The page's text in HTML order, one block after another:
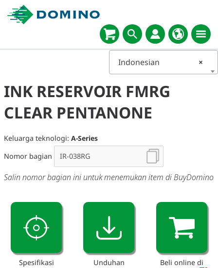
×
Indonesian
INK RESERVOIR FMRG
CLEAR PENTANONE
Keluarga teknologi: A-Series
Nomor bagian
Salin nomor bagian ini untuk menemukan item di BuyDomino
Spesifikasi Unduhan
Beli online di